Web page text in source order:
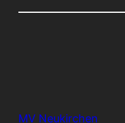
MV Neukirchen